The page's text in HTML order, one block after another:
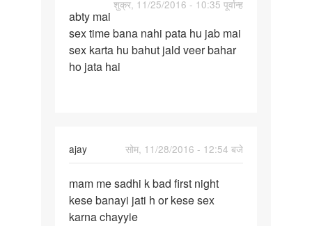
शुक्र, 11/25/2016 - 10:35 पूर्वान्ह
abty
mai
sex
time
abty mai
sex time bana nahi pata hu jab mai
sex karta hu bahut jald veer bahar
ho jata hai
ajay
सोम, 11/28/2016 - 12:54 बजे
mam
me
sadhi
mam me sadhi k bad first night
kese banayi jati h or kese sex
karna chayyie